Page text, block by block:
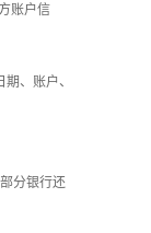
账户信
、账户、
分银行还